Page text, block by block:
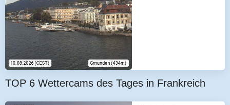
TOP 6 Wettercams des Tages in Frankreich